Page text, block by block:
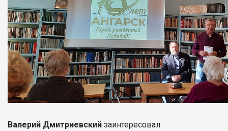
Валерий Дмитриевский заинтересовал